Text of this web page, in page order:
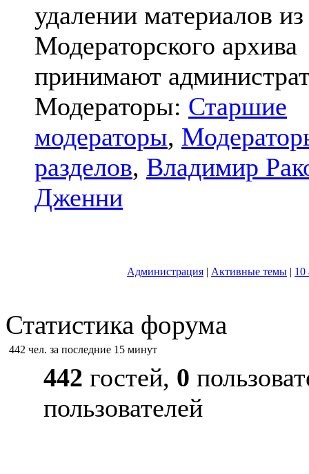
удалении материалов из
Модераторского архива
принимают
Модераторы: Старшие
модераторы,
разделов, Владимир
Дженни
Администрация | Активные темы | 10
Статистика форума
442 чел. за последние 15 минут
442 гостей, 0
пользователей